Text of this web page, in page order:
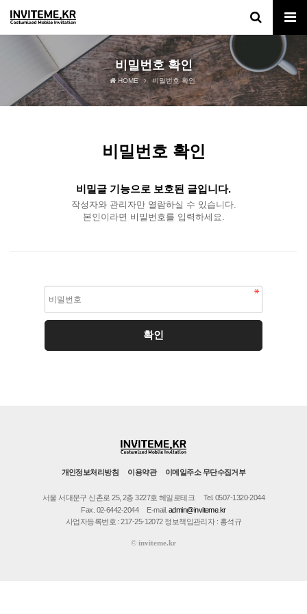
비밀번호 확인
HOME 비밀번호 확인
비밀번호 확인
비밀글 기능으로 보호된 글입니다.
작성자와 관리자만 열람하실 수 있습니다.
본인이라면 비밀번호를 입력하세요.
개인정보처리방침 이용약관 이메일주소 무단수집거부
서울 서대문구 신촌로 25, 2층 3227호 헤일로테크
Tel. 0507-1320-2044
Fax. 02-6442-2044
E-mail.admin@inviteme.kr
사업자등록번호 : 217-25-12072 정보책임관리자 : 홍석규
© inviteme.kr